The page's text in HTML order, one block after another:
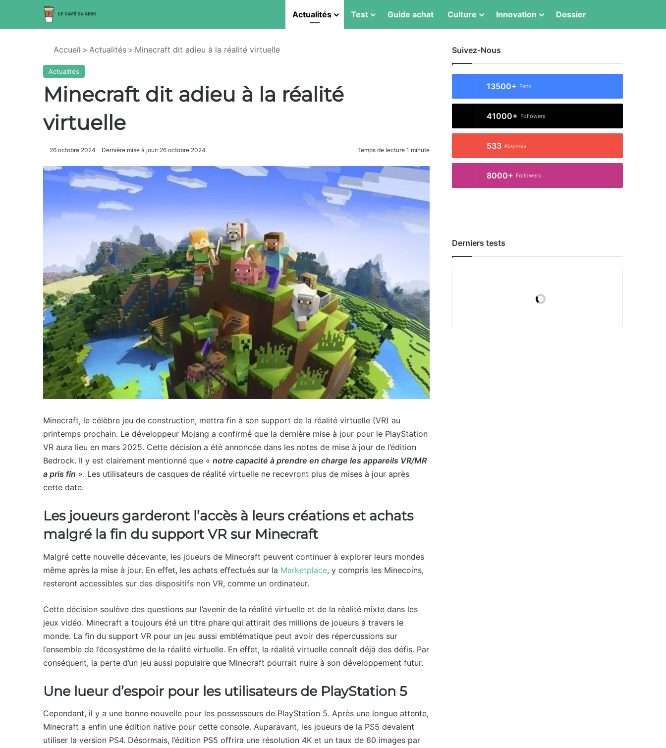
Actualités Test Guide achat Culture Innovation Dossier
Accueil > Actualités > Minecraft dit adieu à la réalité virtuelle
Actualités
Minecraft dit adieu à la réalité
virtuelle
26 octobre 2024 Dernière mise à jour: 26 octobre 2024 Temps de lecture 1 minute
Minecraft, le célèbre jeu de construction, mettra fin à son support de la réalité virtuelle (VR) au
printemps prochain. Le développeur Mojang a confirmé que la dernière mise à jour pour le PlayStation
VR aura lieu en mars 2025. Cette décision a été annoncée dans les notes de mise à jour de l’édition
Bedrock. Il y est clairement mentionné que « notre capacité à prendre en charge les appareils VR/MR
a pris fin ». Les utilisateurs de casques de réalité virtuelle ne recevront plus de mises à jour après
cette date.
Les joueurs garderont l’accès à leurs créations et achats
malgré la fin du support VR sur Minecraft
Malgré cette nouvelle décevante, les joueurs de Minecraft peuvent continuer à explorer leurs mondes
même après la mise à jour. En effet, les achats effectués sur la Marketplace, y compris les Minecoins,
resteront accessibles sur des dispositifs non VR, comme un ordinateur.
Cette décision soulève des questions sur l’avenir de la réalité virtuelle et de la réalité mixte dans les
jeux vidéo. Minecraft a toujours été un titre phare qui attirait des millions de joueurs à travers le
monde. La fin du support VR pour un jeu aussi emblématique peut avoir des répercussions sur
l’ensemble de l’écosystème de la réalité virtuelle. En effet, la réalité virtuelle connaît déjà des défis. Par
conséquent, la perte d’un jeu aussi populaire que Minecraft pourrait nuire à son développement futur.
Une lueur d’espoir pour les utilisateurs de PlayStation 5
Cependant, il y a une bonne nouvelle pour les possesseurs de PlayStation 5. Après une longue attente,
Minecraft a enfin une édition native pour cette console. Auparavant, les joueurs de la PS5 devaient
utiliser la version PS4. Désormais, l’édition PS5 offrira une résolution 4K et un taux de 60 images par
Suivez-Nous
13500+ Fans
41000+ Followers
533 Abonnés
8000+ Followers
Derniers tests